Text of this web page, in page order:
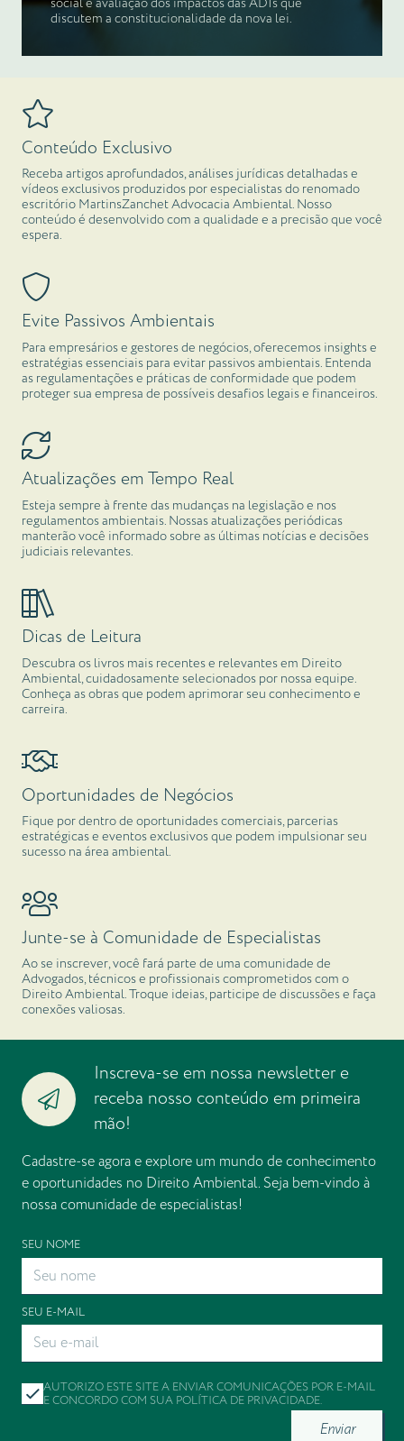
discutem a constitucionalidade da nova lei.
Conteúdo Exclusivo
Receba artigos aprofundados, análises jurídicas detalhadas e
vídeos exclusivos produzidos por especialistas do renomado
escritório MartinsZanchet Advocacia Ambiental. Nosso
conteúdo é desenvolvido com a qualidade e a precisão que você
espera.
Evite Passivos Ambientais
Para empresários e gestores de negócios, oferecemos insights e
estratégias essenciais para evitar passivos ambientais. Entenda
as regulamentações e práticas de conformidade que podem
proteger sua empresa de possíveis desafios legais e financeiros.
Atualizações em Tempo Real
Esteja sempre à frente das mudanças na legislação e nos
regulamentos ambientais. Nossas atualizações periódicas
manterão você informado sobre as últimas notícias e decisões
judiciais relevantes.
Dicas de Leitura
Descubra os livros mais recentes e relevantes em Direito
Ambiental, cuidadosamente selecionados por nossa equipe.
Conheça as obras que podem aprimorar seu conhecimento e
carreira.
Oportunidades de Negócios
Fique por dentro de oportunidades comerciais, parcerias
estratégicas e eventos exclusivos que podem impulsionar seu
sucesso na área ambiental.
Junte-se à Comunidade de Especialistas
Ao se inscrever, você fará parte de uma comunidade de
Advogados, técnicos e profissionais comprometidos com o
Direito Ambiental. Troque ideias, participe de discussões e faça
conexões valiosas.
Inscreva-se em nossa newsletter e
receba nosso conteúdo em primeira
mão!
Cadastre-se agora e explore um mundo de conhecimento
e oportunidades no Direito Ambiental. Seja bem-vindo à
nossa comunidade de especialistas!
SEU NOME
SEU E-MAIL
AUTORIZO ESTE SITE A ENVIAR COMUNICAÇÕES POR E-MAIL
E CONCORDO COM SUA POLÍTICA DE PRIVACIDADE.
Enviar